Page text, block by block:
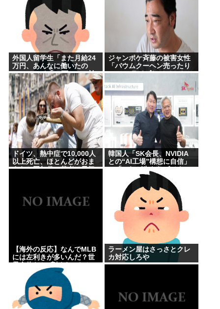
外国人留学生「また月給24
万円、あんなに働いたの
に…」ワイ「18万」→…論
破した結果ｗｗｗ
ジャンポケ斉藤の被害女性
「バウムクーヘン売ったり
TikTokライブしててムカつ
いたから示談しなかった」
←これ
ドイツ、熱中症で10,000人
以上死亡、ほとんどがおま
えらと同年代、若者は元気
韓国人「SK会長、NVIDIA
との“AI工場”構想に自信」
→「これが生きたビジネス
【海外の反応】なんでMLB
には左利きが多いんだ？世
ないはずなのに → 「左ピッ
チャーは貴重だからな」
「内野では不利だけど基本
左利きのほうが重宝される
傾向にはあると思う」
ラーメン屋はさっさとクレ
カ対応しろや